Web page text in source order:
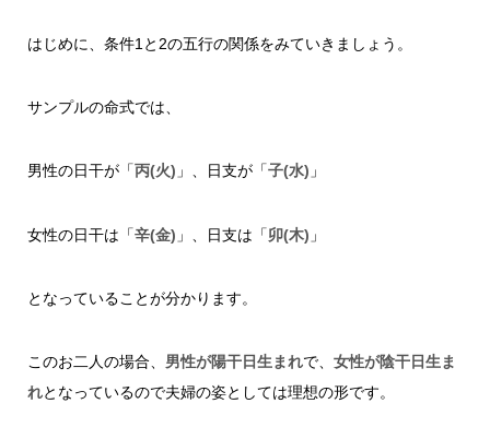
はじめに、条件1と2の五行の関係をみていきましょう。
サンプルの命式では、
男性の日干が「丙(火) 」、日支が「子(水) 」
女性の日干は「辛(金) 」、日支は「卯(木) 」
となっていることが分かります。
このお二人の場合、 男性が陽干日生まれで、 女性が陰干日生ま
れとなっているので夫婦の姿としては理想の形です。